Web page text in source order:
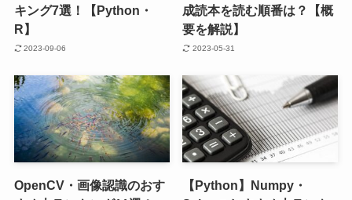
キング7選！【Python・
R】
2023-09-06
成読本を読む順番は？【概
要を解説】
2023-05-31
OpenCV・画像認識のおす
【Python】Numpy・